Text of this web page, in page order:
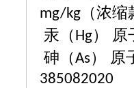
mg/kg （浓
汞（Hg） 原
砷（As） 原
385082020